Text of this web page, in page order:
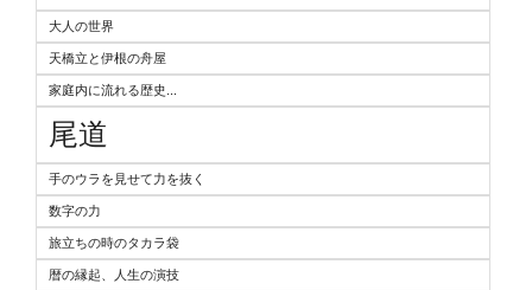
大人の世界
天橋立と伊根の舟屋
家庭内に流れる歴史...
尾道
手のウラを見せて力を抜く
数字の力
旅立ちの時のタカラ袋
暦の縁起、人生の演技